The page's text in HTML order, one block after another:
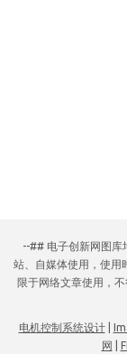
--## 电子创新网图库
站、自媒体使用，使用
限于网络文章使用，
电机控制系统设计|
网